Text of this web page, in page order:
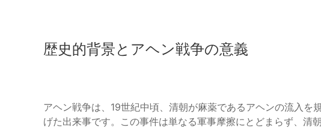
歴史的背景とアヘン戦争の意義
アヘン戦争は、19世紀中頃、清朝が麻薬であるアヘンの流入を
げた出来事です。この事件は単なる軍事摩擦にとどまらず、清